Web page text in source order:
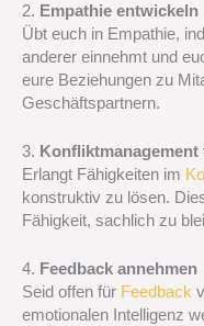
2. Empathie entwickeln
Übt euch in Empathie,
anderer einnehmt und
eure Beziehungen zu
Geschäftspartnern.
3.
Erlangt Fähigkeiten im
konstruktiv zu lösen.
Fähigkeit, sachlich zu
4. Feedback annehmen
Seid offen für Feedback
emotionalen Intelligenz